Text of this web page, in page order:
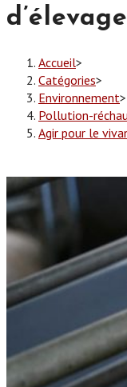
d’élevage
Accueil>
Catégories>
Environnement>
Pollution-
Agir pour le